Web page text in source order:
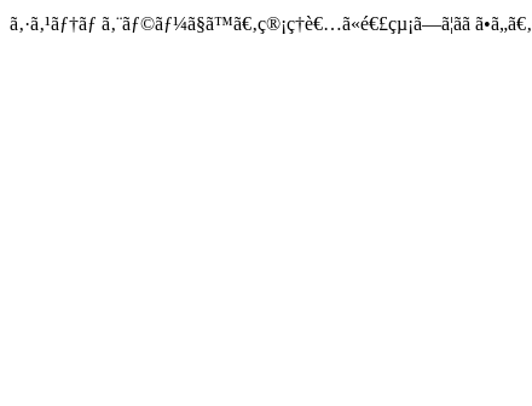
ã‚·ã‚¹ãƒ†ãƒ ã‚¨ãƒ©ãƒ¼ã§ã™ã€‚ç®¡ç†è€…ã«é€£çµ¡ã—ã¦ãã ã•ã„ã€‚